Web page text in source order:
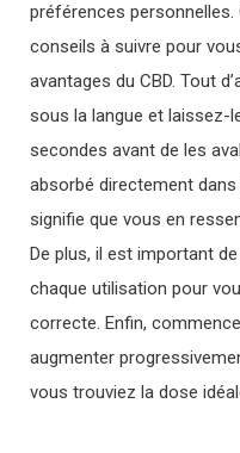
préférences personnelles.
conseils à suivre pour
avantages du CBD. Tout
sous la langue et laissez-
secondes avant de les
absorbé directement
signifie que vous en
De plus, il est important
chaque utilisation pour
correcte. Enfin,
augmenter
vous trouviez la dose